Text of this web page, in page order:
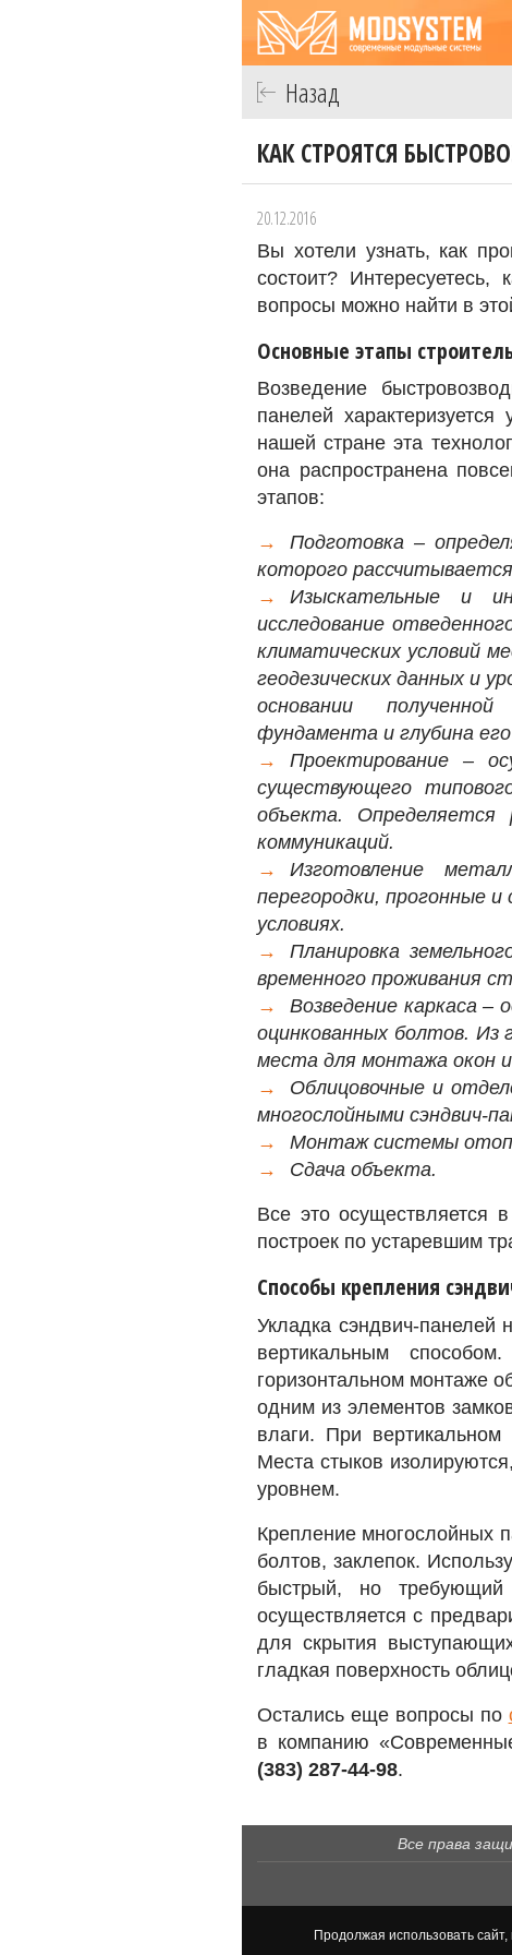
Назад
КАК СТРОЯТСЯ
20.12.2016
Вы хотели узнать, как
состоит?
вопросы можно найти в
Основные этапы
Возведение
панелей
нашей стране эта
она распространена
этапов:
Подготовка –
которого
Изыскательные и
исследование
климатических условий
геодезических данных и
основании
фундамента и глубина его
Проектирование –
существующего
объекта. Определяется
коммуникаций.
Изготовление
перегородки, прогонные
условиях.
Планировка
временного проживания
Возведение каркаса –
оцинкованных болтов. Из
места для монтажа окон
Облицовочные и
многослойными сэндвич-
Монтаж системы
Сдача объекта.
Все это осуществляется
построек по устаревшим
Способы крепления
Укладка сэндвич-панелей
вертикальным
горизонтальном монтаже
одним из элементов
влаги. При вертикальном
Места стыков
уровнем.
Крепление многослойных
болтов, заклепок.
быстрый, но требующий
осуществляется с
для скрытия
гладкая поверхность
Остались еще вопросы по
в компанию
(383) 287-44-98.
Все права
Продолжая использовать